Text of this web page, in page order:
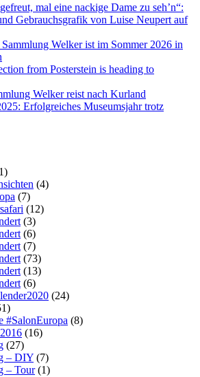
mal eine nackige Dame zu seh’n“:
Gebrauchsgrafik von Luise Neupert auf
Welker ist im Sommer 2026 in
from Posterstein is heading to
Welker reist nach Kurland
Erfolgreiches Museumsjahr trotz
(4)
(7)
(12)
(3)
(6)
(7)
(73)
(13)
(6)
(24)
#SalonEuropa (8)
(16)
(27)
– DIY (7)
– Tour(1)